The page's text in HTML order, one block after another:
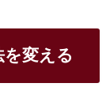
変える